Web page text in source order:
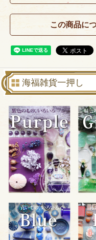
この商品に
海福雑貨一押し